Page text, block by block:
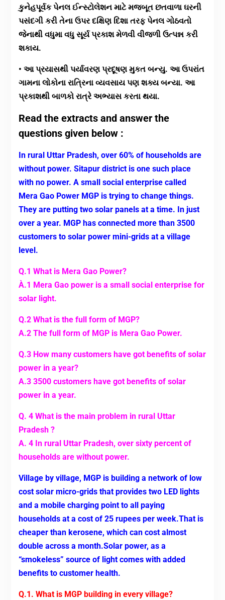
કુનેહપૂર્વક પેનલ ઈન્સ્ટોલેશન માટે મજબૂત છતવાળા ઘરની
પસંદગી કરી તેના ઉપર દક્ષિણ દિશા તરફ પેનલ ગોઠવતો
જેનાથી વધુમા વધુ સૂર્ય પ્રકાશ મેળવી વીજળી ઉત્પન્ન કરી
શકાય.
• આ પ્રયાસથી પર્યાવરણ પ્રદૂષણ મુકત બન્યુ. આ ઉપરાંત
ગામના લોકોના રાત્રિના વ્યવસાય પણ શક્ય બન્યા. આ
પ્રકાશથી બાળકો રાત્રે અભ્યાસ કરતા થયા.
Read the extracts and answer the
questions given below :
In rural Uttar Pradesh, over 60% of households are
without power. Sitapur district is one such place
with no power. A small social enterprise called
Mera Gao Power MGP is trying to change things.
They are putting two solar panels at a time. In just
over a year. MGP has connected more than 3500
customers to solar power mini-grids at a village
level.
Q.1 What is Mera Gao Power?
À.1 Mera Gao power is a small social enterprise for
solar light.
Q.2 What is the full form of MGP?
A.2 The full form of MGP is Mera Gao Power.
Q.3 How many customers have got benefits of solar
power in a year?
A.3 3500 customers have got benefits of solar
power in a year.
Q. 4 What is the main problem in rural Uttar
Pradesh ?
A. 4 In rural Uttar Pradesh, over sixty percent of
households are without power.
Village by village, MGP is building a network of low
cost solar micro-grids that provides two LED lights
and a mobile charging point to all paying
households at a cost of 25 rupees per week.That is
cheaper than kerosene, which can cost almost
double across a month.Solar power, as a
“smokeless” source of light comes with added
benefits to customer health.
Q.1. What is MGP building in every village?